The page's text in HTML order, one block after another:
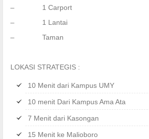
– 1 Carport
– 1 Lantai
– Taman
LOKASI STRATEGIS :
10 Menit dari Kampus UMY
10 menit Dari Kampus Ama Ata
7 Menit dari Kasongan
15 Menit ke Malioboro